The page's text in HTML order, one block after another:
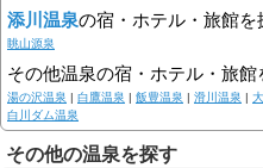
添川温泉の宿・ホテル・旅館を
眺山源泉
その他温泉の宿・ホテル・旅館
湯の沢温泉 | 白鷹温泉 | 飯豊温泉 | 滑川温泉 |
白川ダム温泉
その他の温泉を探す